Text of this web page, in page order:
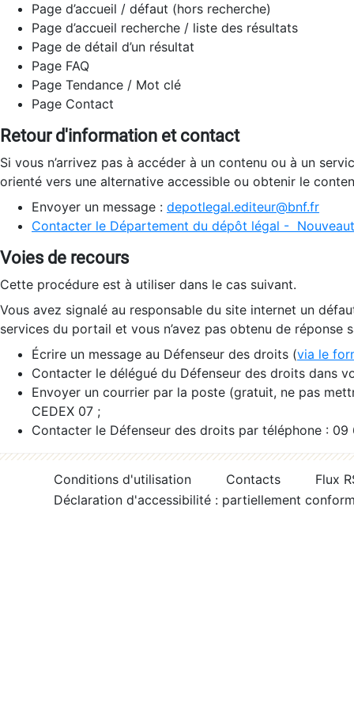
Page d’accueil / défaut (hors recherche)
Page d’accueil recherche / liste des résultats
Page de détail d’un résultat
Page FAQ
Page Tendance / Mot clé
Page Contact
Retour d'information et contact
Si vous n’arrivez pas à accéder à un contenu ou à un
orienté vers une alternative accessible ou obtenir le
Envoyer un message : depotlegal.editeur@bnf.fr
Contacter le Département du dépôt légal -
Voies de recours
Cette procédure est à utiliser dans le cas suivant.
Vous avez signalé au responsable du site internet un
services du portail et vous n’avez pas obtenu de réponse
Écrire un message au Défenseur des droits (via le
Contacter le délégué du Défenseur des droits dans
Envoyer un courrier par la poste (gratuit, ne pas
CEDEX 07 ;
Contacter le Défenseur des droits par téléphone :
Conditions d'utilisation Contacts
Flux
Déclaration d'accessibilité : partiellement